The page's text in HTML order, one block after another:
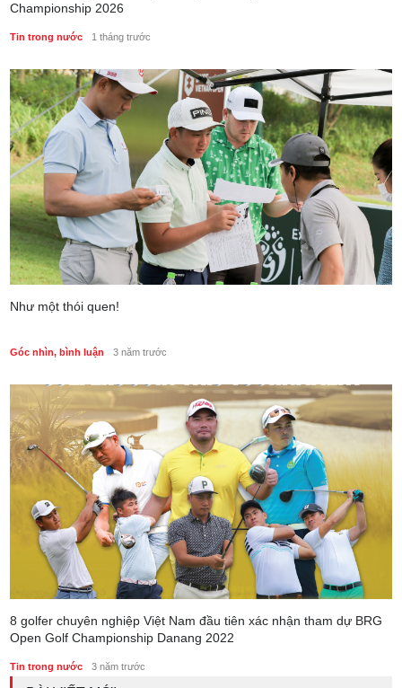
Championship 2026
Tin trong nước 1 tháng trước
Như một thói quen!
Góc nhìn, bình luận 3 năm trước
8 golfer chuyên nghiệp Việt Nam đầu tiên xác nhận tham dự BRG
Open Golf Championship Danang 2022
Tin trong nước 3 năm trước